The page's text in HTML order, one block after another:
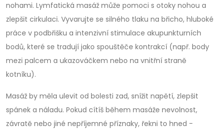
nohami. Lymfatická masáž může pomoci s otoky nohou a
zlepšit cirkulaci. Vyvarujte se silného tlaku na břicho, hluboké
práce v podbřišku a intenzivní stimulace akupunkturních
bodů, které se tradují jako spouštěče kontrakcí (např. body
mezi palcem a ukazováčkem nebo na vnitřní straně
kotníku).
Masáž by měla ulevit od bolesti zad, snížit napětí, zlepšit
spánek a náladu. Pokud cítíš během masáže nevolnost,
závratě nebo jiné nepříjemné příznaky, řekni to hned -